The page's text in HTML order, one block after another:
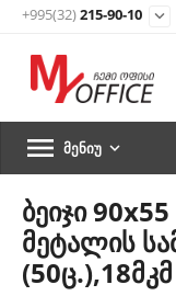
+995(32)215-90-10 
 ᲛᲔᲜᲘᲣ 
ბეიჯი
მეტალის
(50ც.),18მკმ